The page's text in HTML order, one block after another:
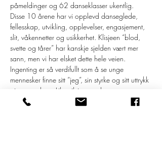
påmeldinger og 62 danseklasser ukentlig.
Disse 10 årene har vi opplevd danseglede,
fellesskap, utvikling, opplevelser, engasjement,
slit, våkennetter og usikkerhet. Klisjeen “blod,
svette og tårer” har kanskje sjelden vært mer
sann, men vi har elsket dette hele veien.
Ingenting er så verdifullt som å se unge
mennesker finne sitt “jeg”, sin styrke og sitt uttrykk
gjennom dans. Like viktig er at barn og
ungdom finner trygghet og fellesskap, et sted